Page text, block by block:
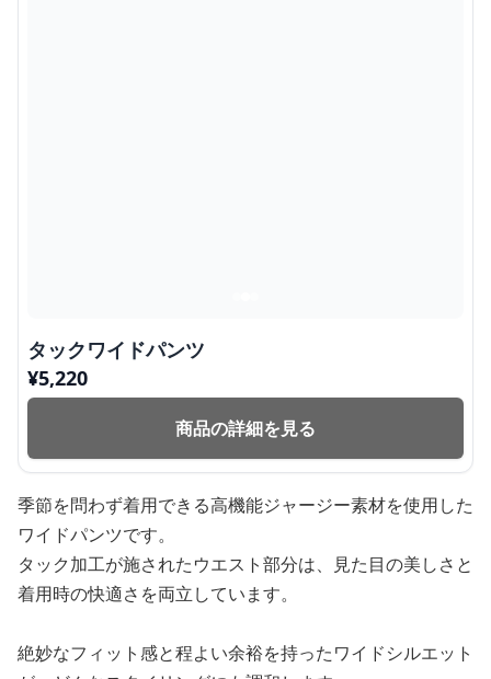
タックワイドパンツ
¥5,220
商品の詳細を見る
季節を問わず着用できる高機能ジャージー素材を使用した
ワイドパンツです。
タック加工が施されたウエスト部分は、見た目の美しさと
着用時の快適さを両立しています。
絶妙なフィット感と程よい余裕を持ったワイドシルエット